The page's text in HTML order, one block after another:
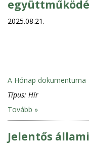
2025.08.21.
A Hónap dokumentuma
Típus: Hír
Tovább »
Jelentős